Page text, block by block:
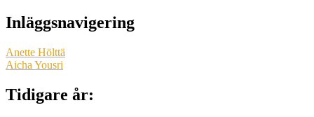
Inläggsnavigering
Anette Hölttä
Aicha Yousri
Tidigare år: